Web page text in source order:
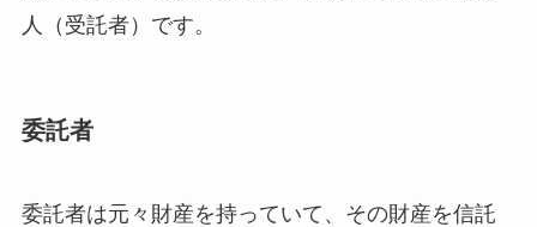
人（受託者）です。
委託者
委託者は元々財産を持っていて、その財産を信託